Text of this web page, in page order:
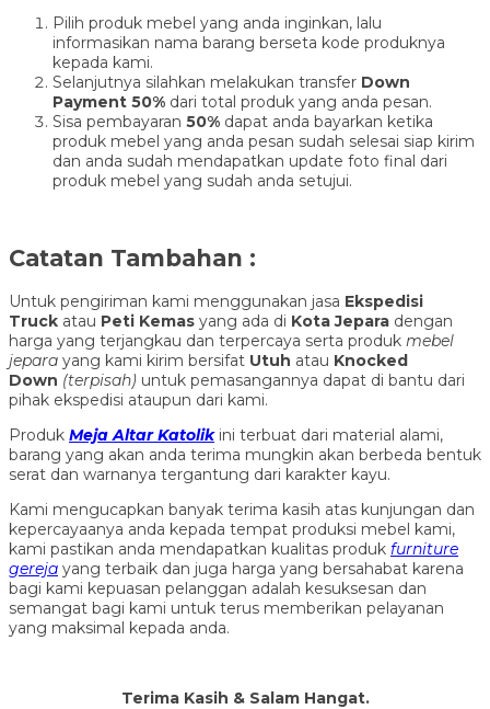
Pilih produk mebel yang anda inginkan, lalu
informasikan nama barang berseta kode produknya
kepada kami.
Selanjutnya silahkan melakukan transfer Down
Payment 50% dari total produk yang anda pesan.
Sisa pembayaran 50% dapat anda bayarkan ketika
produk mebel yang anda pesan sudah selesai siap kirim
dan anda sudah mendapatkan update foto final dari
produk mebel yang sudah anda setujui.
Catatan Tambahan :
Untuk pengiriman kami menggunakan jasa Ekspedisi
Truck atau Peti Kemas yang ada di Kota Jepara dengan
harga yang terjangkau dan terpercaya serta produk mebel
jepara yang kami kirim bersifat Utuh atau Knocked
Down (terpisah) untuk pemasangannya dapat di bantu dari
pihak ekspedisi ataupun dari kami.
Produk Meja Altar Katolikini terbuat dari material alami,
barang yang akan anda terima mungkin akan berbeda bentuk
serat dan warnanya tergantung dari karakter kayu.
Kami mengucapkan banyak terima kasih atas kunjungan dan
kepercayaanya anda kepada tempat produksi mebel kami,
kami pastikan anda mendapatkan kualitas produk furniture
gereja yang terbaik dan juga harga yang bersahabat karena
bagi kami kepuasan pelanggan adalah kesuksesan dan
semangat bagi kami untuk terus memberikan pelayanan
yang maksimal kepada anda.
Terima Kasih & Salam Hangat.